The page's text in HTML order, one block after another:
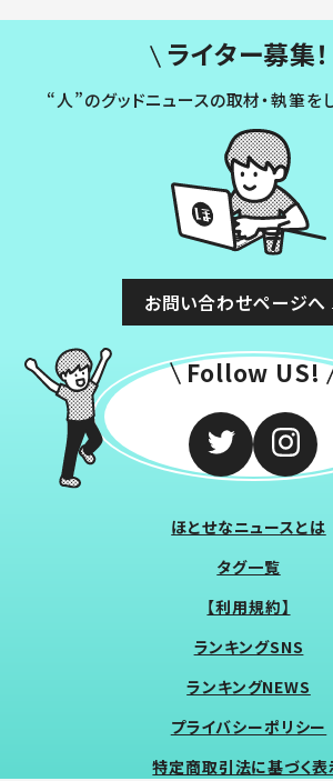
ライター募集！
“人”のグッドニュースの取材・執筆を
お問い合わせページへ
Follow US!
ほとせなニュースとは
タグ一覧
【利用規約】
ランキングSNS
ランキングNEWS
プライバシーポリシー
特定商取引法に基づく表